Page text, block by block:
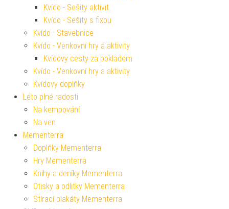
Kvído - Sešity aktivit
Kvído - Sešity s fixou
Kvído - Stavebnice
Kvído - Venkovní hry a aktivity
Kvídovy cesty za pokladem
Kvído - Venkovní hry a aktivity
Kvídovy doplňky
Léto plné radosti
Na kempování
Na ven
Mementerra
Doplňky Mementerra
Hry Mementerra
Knihy a deníky Mementerra
Otisky a odlitky Mementerra
Stírací plakáty Mementerra